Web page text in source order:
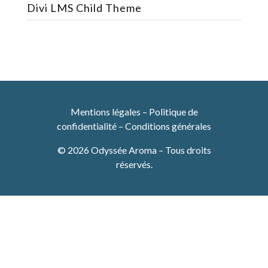
Divi LMS Child Theme
Mentions légales – Politique de
confidentialité – Conditions générales
© 2026 Odyssée Aroma – Tous droits
réservés.